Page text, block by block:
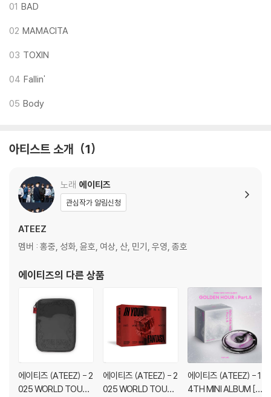
01 BAD
02 MAMACITA
03 TOXIN
04 Fallin'
05 Body
아티스트 소개 1
노래 에이티즈
관심작가 알림신청
ATEEZ
멤버 : 홍중, 성화, 윤호, 여상, 산, 민기, 우영, 종호
에이티즈의 다른 상품
에이티즈 (ATEEZ) - 2
025 WORLD TOUR [I
에이티즈 (ATEEZ) - 2
025 WORLD TOUR [I
에이티즈 (ATEEZ) - 1
4TH MINI ALBUM [G